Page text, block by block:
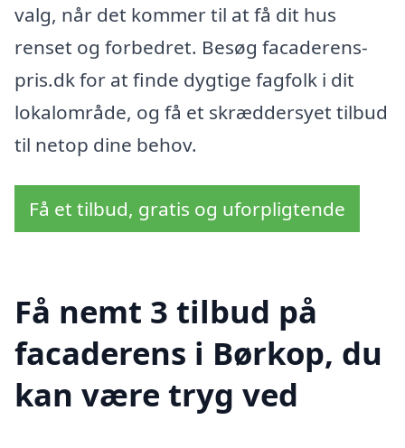
valg, når det kommer til at få dit hus
renset og forbedret. Besøg facaderens-
pris.dk for at finde dygtige fagfolk i dit
lokalområde, og få et skræddersyet tilbud
til netop dine behov.
Få et tilbud, gratis og uforpligtende
Få nemt 3 tilbud på
facaderens i Børkop, du
kan være tryg ved